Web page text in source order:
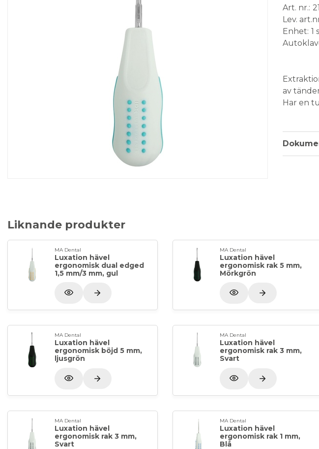
Art. nr.
Lev.
Enhet 1
av
Har en
Färgkod:
Liknande produkter
MA Dental
Luxation hävel
ergonomisk dual edged
1,5 mm/3 mm, gul
MA Dental
Luxation hävel
ergonomisk rak 5 mm,
Mörkgrön
MA Dental
Luxation hävel
ergonomisk böjd 5 mm,
ljusgrön
MA Dental
Luxation hävel
ergonomisk rak 3 mm,
Svart
MA Dental
Luxation hävel
ergonomisk rak 3 mm,
Svart
MA Dental
Luxation hävel
ergonomisk rak 1 mm,
Blå